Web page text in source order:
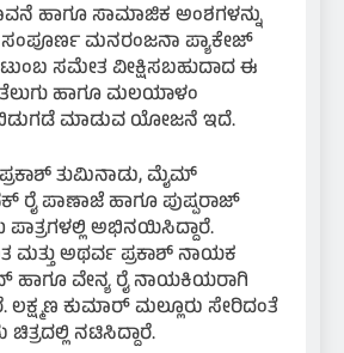
ಹಾಗೂ ಸಾಮಾಜಿಕ ಅಂಶಗಳನ್ನು
ಮನರಂಜನಾ ಪ್ಯಾಕೇಜ್
ಸಮೇತ ವೀಕ್ಷಿಸಬಹುದಾದ ಈ
ತೆಲುಗು ಹಾಗೂ ಮಲಯಾಳಂ
ಮಾಡುವ ಯೋಜನೆ ಇದೆ.
ತುಮಿನಾಡು, ಮೈಮ್
ರೈ ಪಾಣಾಜೆ ಹಾಗೂ ಪುಷ್ಪರಾಜ್
ಅಭಿನಯಿಸಿದ್ದಾರೆ.
ಮತ್ತು ಅಥರ್ವ ಪ್ರಕಾಶ್ ನಾಯಕ
ಹಾಗೂ ವೇನ್ಯ ರೈ ನಾಯಕಿಯರಾಗಿ
ಲಕ್ಷ್ಮಣ ಕುಮಾರ್ ಮಲ್ಲೂರು ಸೇರಿದಂತೆ
ನಟಿಸಿದ್ದಾರೆ.